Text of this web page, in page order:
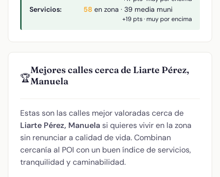
Servicios: 58 en zona · 39 media muni
+19 pts · muy por encima
🏆
Mejores calles cerca de Liarte Pérez,
Manuela
Estas son las calles mejor valoradas cerca de
Liarte Pérez, Manuela si quieres vivir en la zona
sin renunciar a calidad de vida. Combinan
cercanía al POI con un buen índice de servicios,
tranquilidad y caminabilidad.